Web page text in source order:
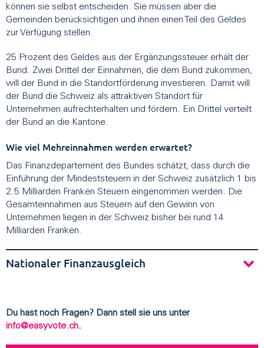
können sie selbst entscheiden. Sie müssen aber die
Gemeinden berücksichtigen und ihnen einen Teil des Geldes
zur Verfügung stellen.
25 Prozent des Geldes aus der Ergänzungssteuer erhält der
Bund. Zwei Drittel der Einnahmen, die dem Bund zukommen,
will der Bund in die Standortförderung investieren. Damit will
der Bund die Schweiz als attraktiven Standort für
Unternehmen aufrechterhalten und fördern. Ein Drittel verteilt
der Bund an die Kantone.
Wie viel Mehreinnahmen werden erwartet?
Das Finanzdepartement des Bundes schätzt, dass durch die
Einführung der Mindeststeuern in der Schweiz zusätzlich 1 bis
2.5 Milliarden Franken Steuern eingenommen werden. Die
Gesamteinnahmen aus Steuern auf den Gewinn von
Unternehmen liegen in der Schweiz bisher bei rund 14
Milliarden Franken.
Nationaler Finanzausgleich
Du hast noch Fragen? Dann stell sie uns unter
info@easyvote.ch.